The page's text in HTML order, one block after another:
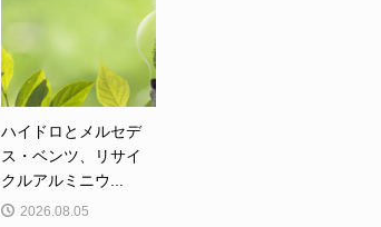
ハイドロとメルセデ
ス・ベンツ、リサイ
クルアルミニウ...
2026.08.05